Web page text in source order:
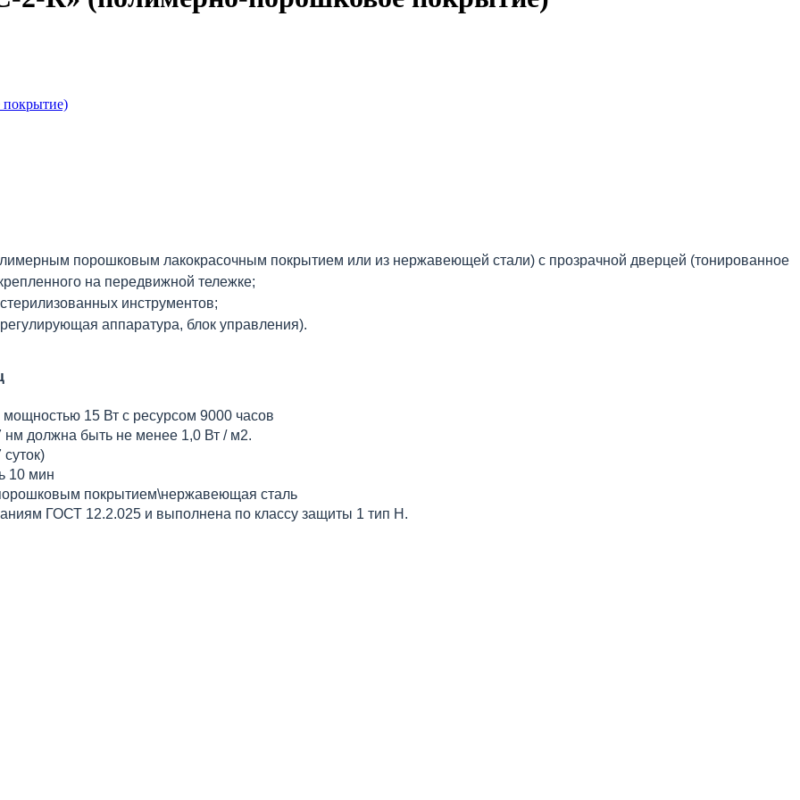
порошковым лакокрасочным покрытием или из нержавеющей стали) с прозрачной дверцей (тонированное
на передвижной тележке;
инструментов;
аппаратура, блок управления).
15 Вт с ресурсом 9000 часов
должна быть не менее 1,0 Вт / м2.
10 мин
покрытием\нержавеющая сталь
ГОСТ 12.2.025 и выполнена по классу защиты 1 тип Н.